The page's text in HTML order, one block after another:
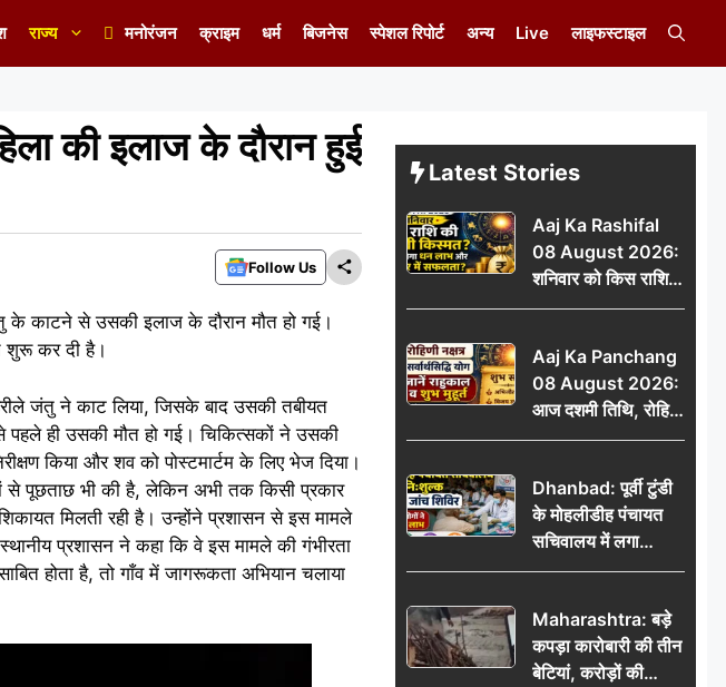
राज्य मनोरंजन क्राइम धर्म बिजनेस स्पेशल रिपोर्ट अन्य Live लाइफस्टाइल
की इलाज के दौरान हुई
Follow Us
के काटने से उसकी इलाज के दौरान मौत हो गई।
शुरू कर दी है।
जंतु ने काट लिया, जिसके बाद उसकी तबीयत
ही उसकी मौत हो गई। चिकित्सकों ने उसकी
किया और शव को पोस्टमार्टम के लिए भेज दिया।
से पूछताछ भी की है, लेकिन अभी तक किसी प्रकार
मिलती रही है। उन्होंने प्रशासन से इस मामले
प्रशासन ने कहा कि वे इस मामले की गंभीरता
होता है, तो गाँव में जागरूकता अभियान चलाया
Latest Stories
Aaj Ka Rashifal
08 August 2026:
शनिवार को किस राशि
की चमकेगी किस्मत,
और करियर में सफलता?
Aaj Ka Panchang
08 August 2026:
आज दशमी तिथि, रोहिणी
नक्षत्र और सर्वार्थसिद्धि
शुभ मुहूर्त
Dhanbad: पूर्वी टुंडी
के मोहलीडीह पंचायत
सचिवालय में लगा
निःशुल्क स्वास्थ्य जांच
उठाया लाभ
Maharashtra: बड़े
कपड़ा कारोबारी की तीन
बेटियां, करोड़ों की